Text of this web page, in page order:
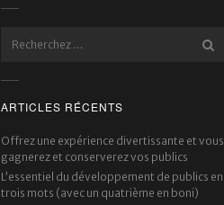
ARTICLES RÉCENTS
Offrez une expérience divertissante et vous
gagnerez et conserverez vos publics
L’essentiel du développement de publics en
trois mots (avec un quatrième en boni)